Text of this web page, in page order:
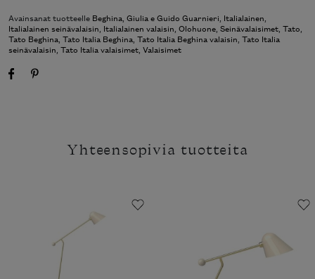
Avainsanat tuotteelle Beghina, Giulia e Guido Guarnieri, Italialainen,
Italialainen seinävalaisin, Italialainen valaisin, Olohuone, Seinävalaisimet, Tato,
Tato Beghina, Tato Italia Beghina, Tato Italia Beghina valaisin, Tato Italia
seinävalaisin, Tato Italia valaisimet, Valaisimet
Yhteensopivia tuotteita